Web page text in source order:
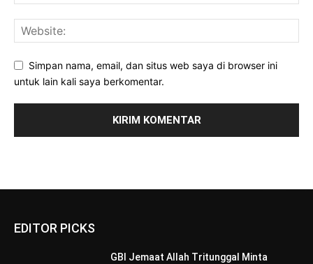
Simpan nama, email, dan situs web saya di browser ini
untuk lain kali saya berkomentar.
EDITOR PICKS
GBI Jemaat Allah Tritunggal Minta